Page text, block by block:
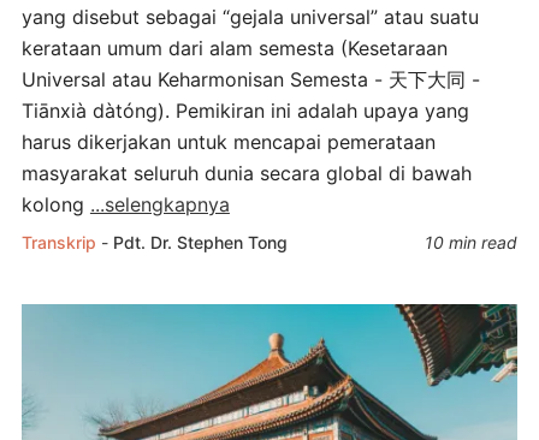
yang disebut sebagai “gejala universal” atau suatu
kerataan umum dari alam semesta (Kesetaraan
Universal atau Keharmonisan Semesta - 天下大同 -
Tiānxià dàtóng). Pemikiran ini adalah upaya yang
harus dikerjakan untuk mencapai pemerataan
masyarakat seluruh dunia secara global di bawah
kolong ...selengkapnya
Transkrip - Pdt. Dr. Stephen Tong 10 min read